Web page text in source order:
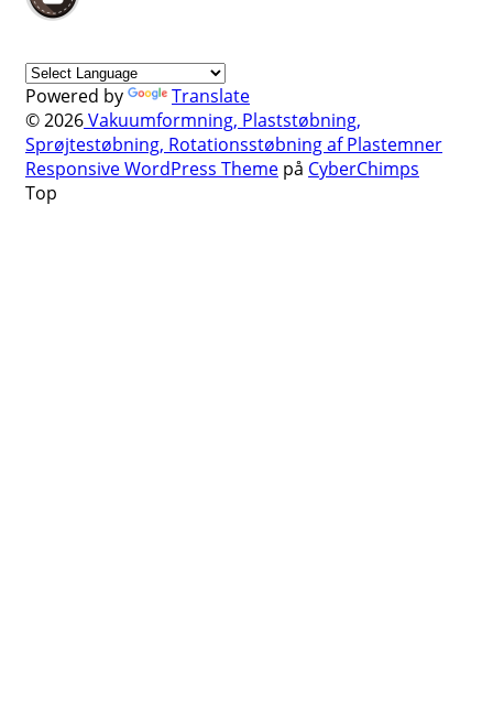
Powered by
Translate
© 2026Vakuumformning, Plaststøbning,
Sprøjtestøbning, Rotationsstøbning af Plastemner
Responsive WordPress Theme på CyberChimps
Top